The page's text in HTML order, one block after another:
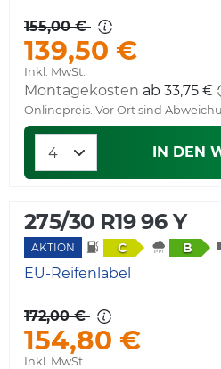
155,00 €
139,50 €
Inkl. MwSt.
Montagekosten ab 33,75 €
Onlinepreis. Vor Ort sind
IN DEN
275/30 R19 96 Y
AKTION C B
EU-Reifenlabel
172,00 €
154,80 €
Inkl. MwSt.